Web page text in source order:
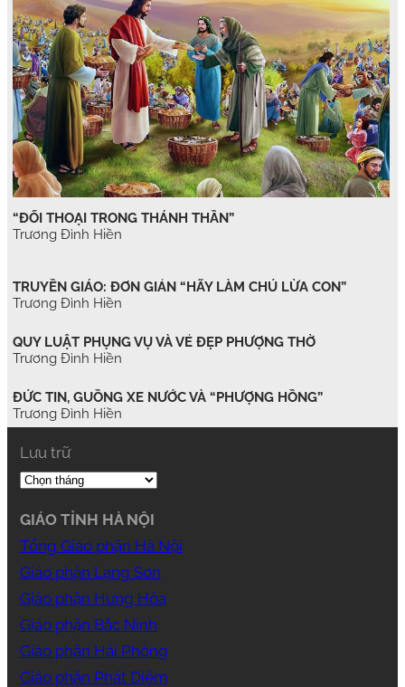
“ĐỐI THOẠI TRONG THÁNH THẦN”
Trương Đình Hiền
TRUYỀN GIÁO: ĐƠN GIẢN “HÃY LÀM CHÚ LỪA CON”
Trương Đình Hiền
QUY LUẬT PHỤNG VỤ VÀ VẺ ĐẸP PHƯỢNG THỜ
Trương Đình Hiền
ĐỨC TIN, GUỒNG XE NƯỚC VÀ “PHƯỢNG HỒNG”
Trương Đình Hiền
Lưu trữ
GIÁO TỈNH HÀ NỘI
Tổng Giáo phận Hà Nội
Giáo phận Lạng Sơn
Giáo phận Hưng Hóa
Giáo phận Bắc Ninh
Giáo phận Hải Phòng
Giáo phận Phát Diệm